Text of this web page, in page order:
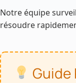
Notre équipe
résoudre
Guide